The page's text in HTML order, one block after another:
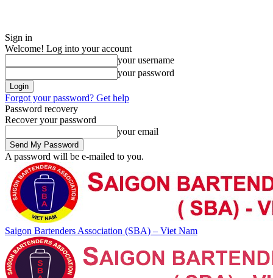
Sign in
Welcome! Log into your account
your username
your password
Forgot your password? Get help
Password recovery
Recover your password
your email
A password will be e-mailed to you.
Saigon Bartenders Association (SBA) – Viet Nam